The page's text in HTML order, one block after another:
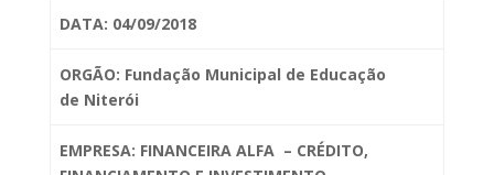
DATA: 04/09/2018
ORGÃO: Fundação Municipal de Educação
de Niterói
EMPRESA: FINANCEIRA ALFA – CRÉDITO,